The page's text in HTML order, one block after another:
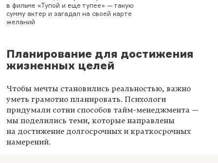
в фильме «Тупой и еще тупее» — такую
сумму актер и загадал на своей карте
желаний
Планирование для достижения
жизненных целей
Чтобы мечты становились реальностью, важно
уметь грамотно планировать. Психологи
придумали сотни способов тайм-менеджмента —
мы поделились теми, которые направлены
на достижение долгосрочных и краткосрочных
намерений.